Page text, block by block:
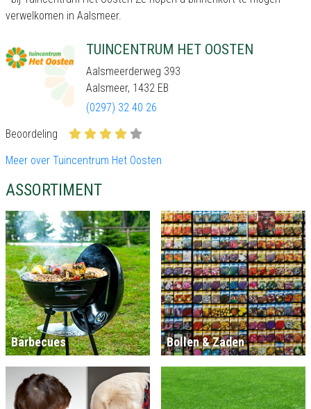
verwelkomen in Aalsmeer.
TUINCENTRUM HET OOSTEN
Aalsmeerderweg 393
Aalsmeer, 1432 EB
(0297) 32 40 26
Beoordeling
Meer over Tuincentrum Het Oosten
ASSORTIMENT
Barbecues Bollen & Zaden